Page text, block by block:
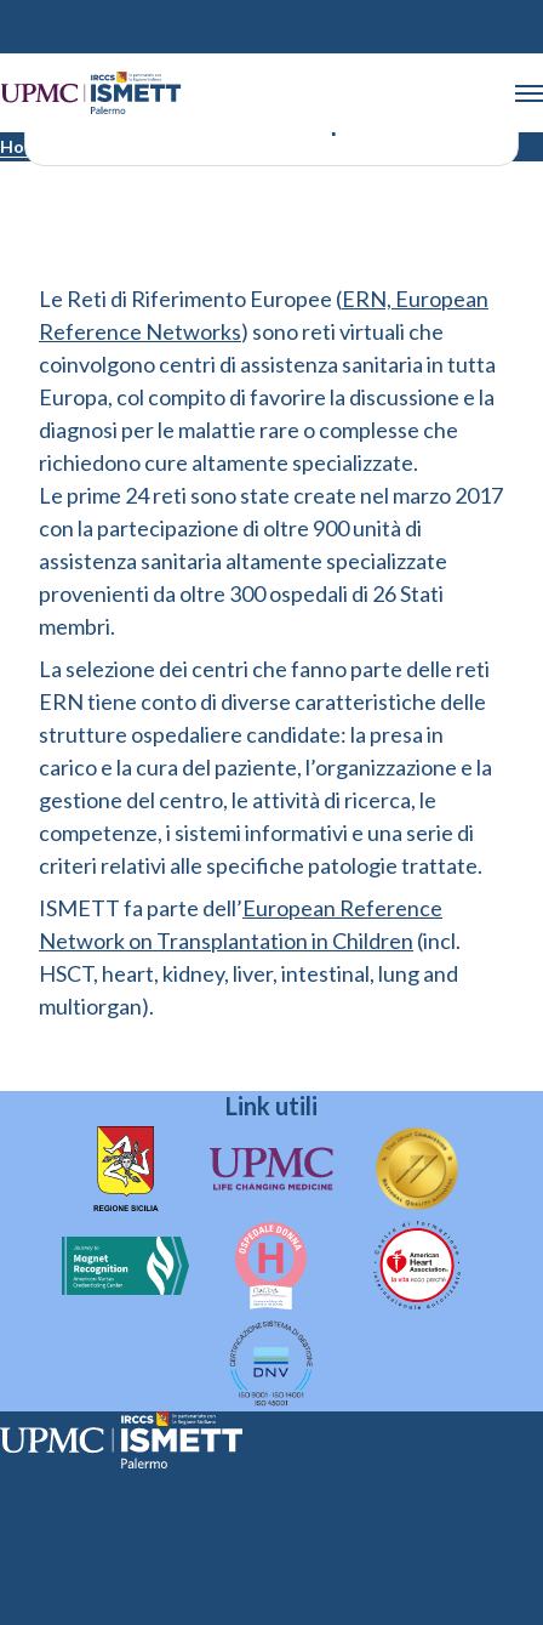
Home
Rete di Riferimento Europea
Le Reti di Riferimento Europee (ERN, European
Reference Networks) sono reti virtuali che
coinvolgono centri di assistenza sanitaria in tutta
Europa, col compito di favorire la discussione e la
diagnosi per le malattie rare o complesse che
richiedono cure altamente specializzate.
Le prime 24 reti sono state create nel marzo 2017
con la partecipazione di oltre 900 unità di
assistenza sanitaria altamente specializzate
provenienti da oltre 300 ospedali di 26 Stati
membri.
La selezione dei centri che fanno parte delle reti
ERN tiene conto di diverse caratteristiche delle
strutture ospedaliere candidate: la presa in
carico e la cura del paziente, l’organizzazione e la
gestione del centro, le attività di ricerca, le
competenze, i sistemi informativi e una serie di
criteri relativi alle specifiche patologie trattate.
ISMETT fa parte dell’European Reference
Network on Transplantation in Children (incl.
HSCT, heart, kidney, liver, intestinal, lung and
multiorgan).
Link utili